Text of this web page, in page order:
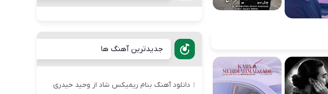
جدیدترین آهنگ ها
دانلود آهنگ بنام ریمیکس شاد از وحید حیدری